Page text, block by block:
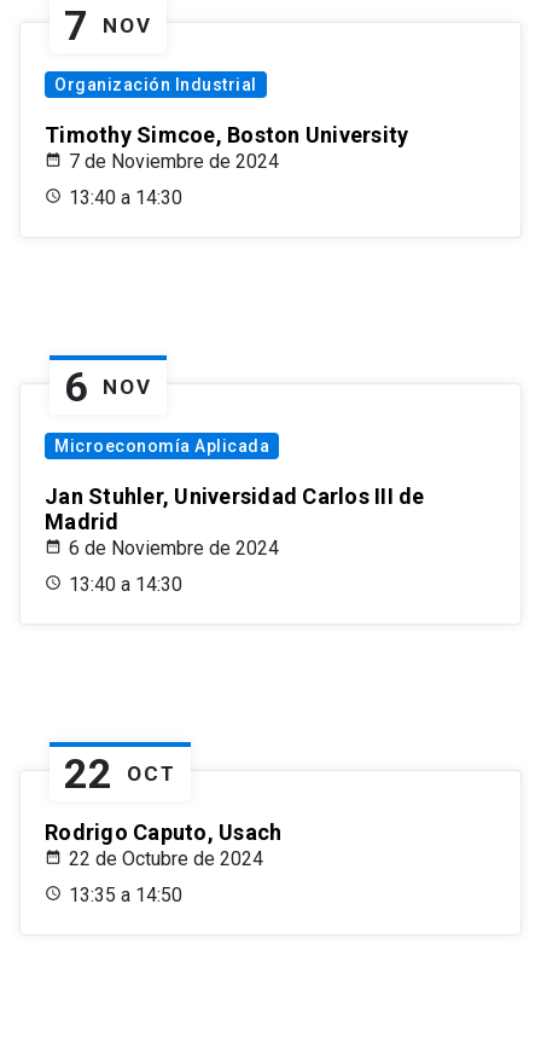
7 NOV
Organización Industrial
Timothy Simcoe, Boston University
7 de Noviembre de 2024
13:40 a 14:30
6 NOV
Microeconomía Aplicada
Jan Stuhler, Universidad Carlos III de
Madrid
6 de Noviembre de 2024
13:40 a 14:30
22 OCT
Rodrigo Caputo, Usach
22 de Octubre de 2024
13:35 a 14:50